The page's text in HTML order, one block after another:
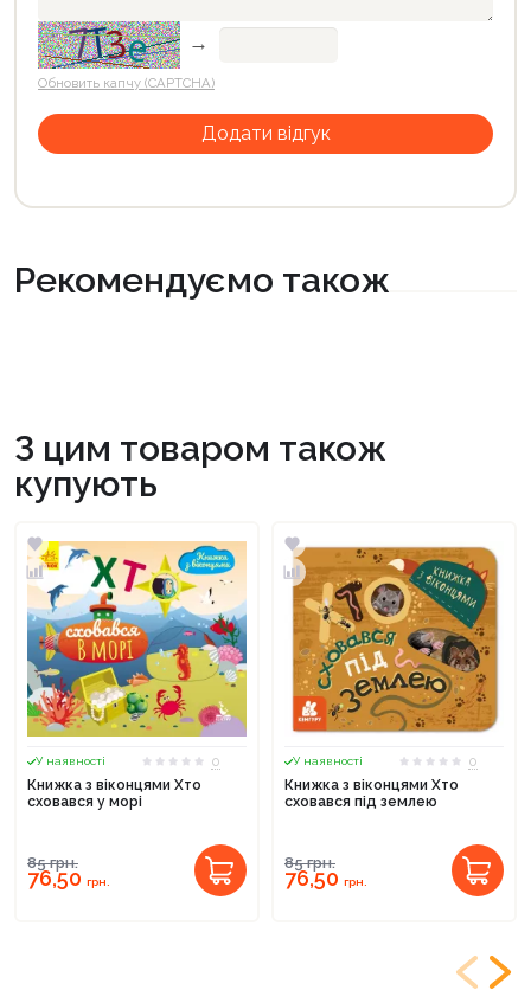
→
Обновить капчу (CAPTCHA)
Рекомендуємо також
З цим товаром також
купують
У наявності
0
Книжка з віконцями Хто
сховався у морі
85грн.
76,50 грн.
У наявності
0
Книжка з віконцями Хто
сховався під землею
85грн.
76,50 грн.